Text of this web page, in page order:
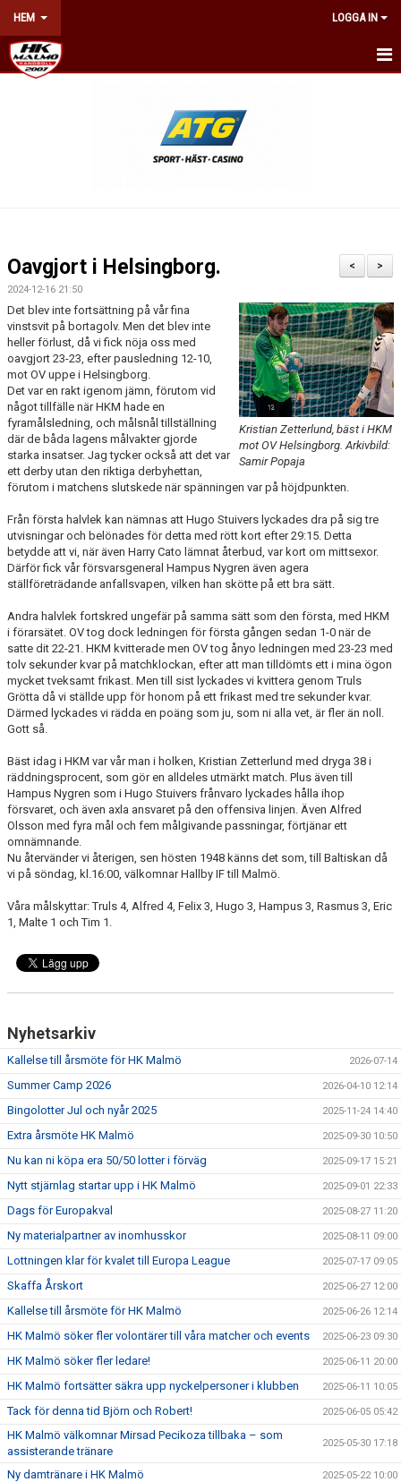
HEM LOGGA IN
KALENDER
NÄTVERKET
WEBSHOP
TRÄNINGSSCHEMA
VILL DU BLI PARTNER I HK MALMÖ
>
<
Oavgjort i Helsingborg.
2024-12-16 21:50
Kristian Zetterlund, bäst i HKM
mot OV Helsingborg. Arkivbild:
Samir Popaja
Det blev inte fortsättning på vår fina
vinstsvit på bortagolv. Men det blev inte
heller förlust, då vi fick nöja oss med
oavgjort 23-23, efter pausledning 12-10,
mot OV uppe i Helsingborg.
Det var en rakt igenom jämn, förutom vid
något tillfälle när HKM hade en
fyramålsledning, och målsnål tillställning
där de båda lagens målvakter gjorde
starka insatser. Jag tycker också att det var
ett derby utan den riktiga derbyhettan,
förutom i matchens slutskede när spänningen var på höjdpunkten.
Från första halvlek kan nämnas att Hugo Stuivers lyckades dra på sig tre
utvisningar och belönades för detta med rött kort efter 29:15. Detta
betydde att vi, när även Harry Cato lämnat återbud, var kort om mittsexor.
Därför fick vår försvarsgeneral Hampus Nygren även agera
ställföreträdande anfallsvapen, vilken han skötte på ett bra sätt.
Andra halvlek fortskred ungefär på samma sätt som den första, med HKM
i förarsätet. OV tog dock ledningen för första gången sedan 1-0 när de
satte dit 22-21. HKM kvitterade men OV tog ånyo ledningen med 23-23 med
tolv sekunder kvar på matchklockan, efter att man tilldömts ett i mina ögon
mycket tveksamt frikast. Men till sist lyckades vi kvittera genom Truls
Grötta då vi ställde upp för honom på ett frikast med tre sekunder kvar.
Därmed lyckades vi rädda en poäng som ju, som ni alla vet, är fler än noll.
Gott så.
Bäst idag i HKM var vår man i holken, Kristian Zetterlund med dryga 38 i
räddningsprocent, som gör en alldeles utmärkt match. Plus även till
Hampus Nygren som i Hugo Stuivers frånvaro lyckades hålla ihop
försvaret, och även axla ansvaret på den offensiva linjen. Även Alfred
Olsson med fyra mål och fem målgivande passningar, förtjänar ett
omnämnande.
Nu återvänder vi återigen, sen hösten 1948 känns det som, till Baltiskan då
vi på söndag, kl.16:00, välkomnar Hallby IF till Malmö.
Våra målskyttar: Truls 4, Alfred 4, Felix 3, Hugo 3, Hampus 3, Rasmus 3, Eric
1, Malte 1 och Tim 1.
Nyhetsarkiv
Kallelse till årsmöte för HK Malmö 2026-07-14
Summer Camp 2026 2026-04-10 12:14
Bingolotter Jul och nyår 2025 2025-11-24 14:40
Extra årsmöte HK Malmö 2025-09-30 10:50
Nu kan ni köpa era 50/50 lotter i förväg 2025-09-17 15:21
Nytt stjärnlag startar upp i HK Malmö 2025-09-01 22:33
Dags för Europakval 2025-08-27 11:20
Ny materialpartner av inomhusskor 2025-08-11 09:00
Lottningen klar för kvalet till Europa League 2025-07-17 09:05
Skaffa Årskort 2025-06-27 12:00
Kallelse till årsmöte för HK Malmö 2025-06-26 12:14
HK Malmö söker fler volontärer till våra matcher och events 2025-06-23 09:30
HK Malmö söker fler ledare! 2025-06-11 20:00
HK Malmö fortsätter säkra upp nyckelpersoner i klubben 2025-06-11 10:05
Tack för denna tid Björn och Robert! 2025-06-05 05:42
HK Malmö välkomnar Mirsad Pecikoza tillbaka – som
assisterande tränare
2025-05-30 17:18
Ny damtränare i HK Malmö 2025-05-22 10:00